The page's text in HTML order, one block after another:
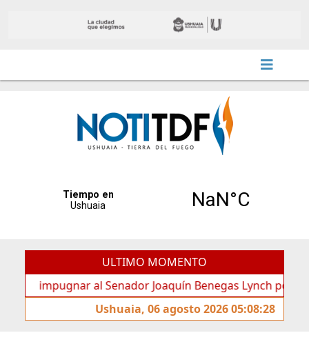
ULTIMO MOMENTO
al Senador Joaquín Benegas Lynch por “conflicto
Ushuaia, 06 agosto 2026 05:08:28